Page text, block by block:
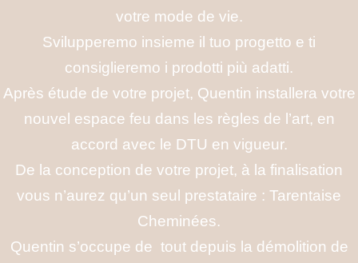
votre mode de vie.
Svilupperemo insieme il tuo progetto e ti
consiglieremo i prodotti più adatti.
Après étude de votre projet, Quentin installera votre
nouvel espace feu dans les règles de l’art, en
accord avec le DTU en vigueur.
De la conception de votre projet, à la finalisation
vous n’aurez qu’un seul prestataire : Tarentaise
Cheminées.
Quentin s’occupe de tout depuis la démolition de